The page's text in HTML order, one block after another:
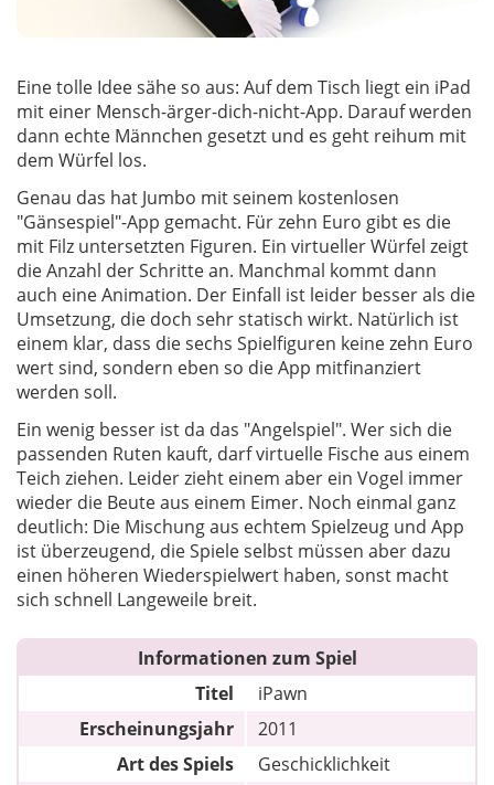
Eine tolle Idee sähe so aus: Auf dem Tisch liegt ein iPad
mit einer Mensch-ärger-dich-nicht-App. Darauf werden
dann echte Männchen gesetzt und es geht reihum mit
dem Würfel los.
Genau das hat Jumbo mit seinem kostenlosen
"Gänsespiel"-App gemacht. Für zehn Euro gibt es die
mit Filz untersetzten Figuren. Ein virtueller Würfel zeigt
die Anzahl der Schritte an. Manchmal kommt dann
auch eine Animation. Der Einfall ist leider besser als die
Umsetzung, die doch sehr statisch wirkt. Natürlich ist
einem klar, dass die sechs Spielfiguren keine zehn Euro
wert sind, sondern eben so die App mitfinanziert
werden soll.
Ein wenig besser ist da das "Angelspiel". Wer sich die
passenden Ruten kauft, darf virtuelle Fische aus einem
Teich ziehen. Leider zieht einem aber ein Vogel immer
wieder die Beute aus einem Eimer. Noch einmal ganz
deutlich: Die Mischung aus echtem Spielzeug und App
ist überzeugend, die Spiele selbst müssen aber dazu
einen höheren Wiederspielwert haben, sonst macht
sich schnell Langeweile breit.
Informationen zum Spiel
Titel
iPawn
Erscheinungsjahr
2011
Art des Spiels
Geschicklichkeit